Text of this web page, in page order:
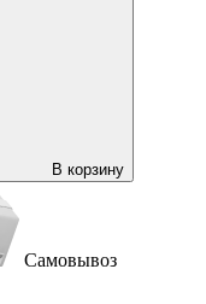
В корзину
Самовывоз